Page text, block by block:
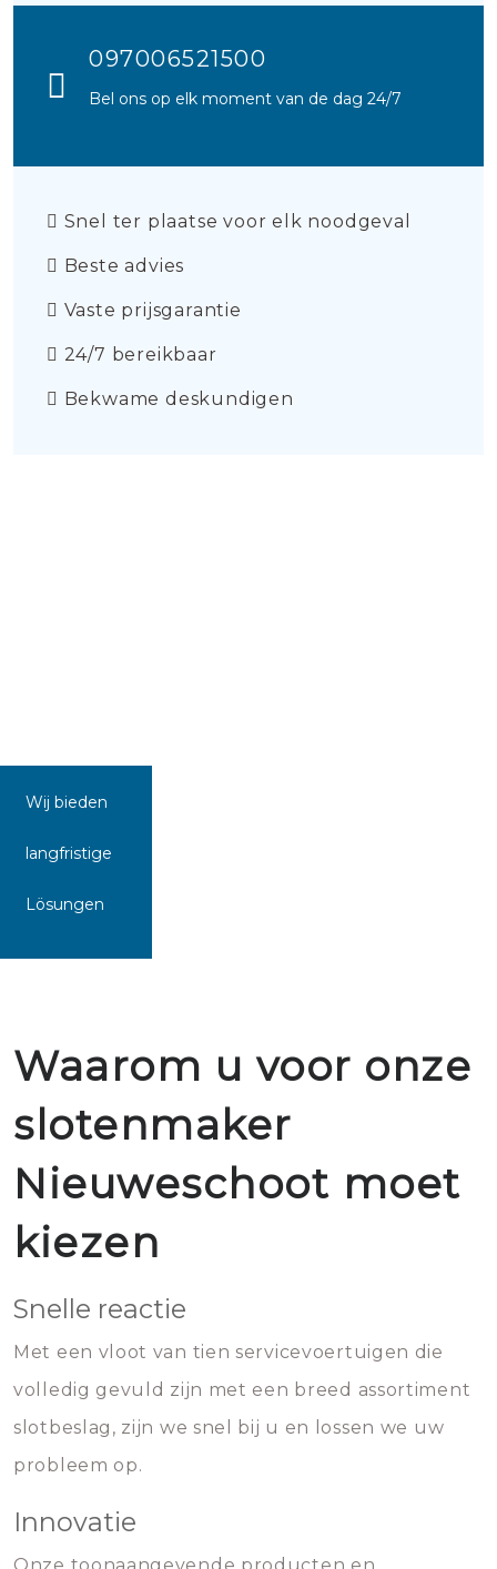
097006521500
Bel ons op elk moment van de dag 24/7
Snel ter plaatse voor elk noodgeval
Beste advies
Vaste prijsgarantie
24/7 bereikbaar
Bekwame deskundigen
Wij bieden
langfristige
Lösungen
Waarom u voor onze
slotenmaker
Nieuweschoot moet
kiezen
Snelle reactie
Met een vloot van tien servicevoertuigen die
volledig gevuld zijn met een breed assortiment
slotbeslag, zijn we snel bij u en lossen we uw
probleem op.
Innovatie